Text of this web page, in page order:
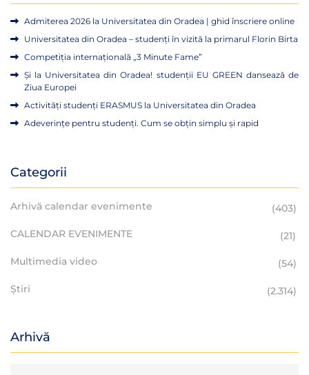
Admiterea 2026 la Universitatea din Oradea | ghid înscriere online
Universitatea din Oradea – studenți în vizită la primarul Florin Birta
Competiția internațională „3 Minute Fame”
Și la Universitatea din Oradea! studenții EU GREEN dansează de
Ziua Europei
Activități studenți ERASMUS la Universitatea din Oradea
Adeverințe pentru studenți. Cum se obțin simplu și rapid
Categorii
Arhivă calendar evenimente (403)
CALENDAR EVENIMENTE (21)
Multimedia video (54)
Știri (2.314)
Arhivă